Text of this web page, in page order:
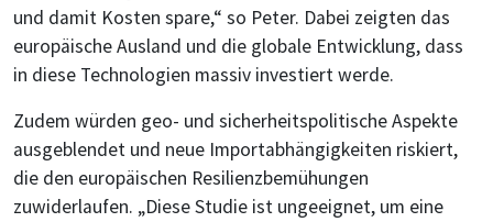
und damit Kosten spare,“ so Peter. Dabei zeigten das
europäische Ausland und die globale Entwicklung, dass
in diese Technologien massiv investiert werde.
Zudem würden geo- und sicherheitspolitische Aspekte
ausgeblendet und neue Importabhängigkeiten riskiert,
die den europäischen Resilienzbemühungen
zuwiderlaufen. „Diese Studie ist ungeeignet, um eine